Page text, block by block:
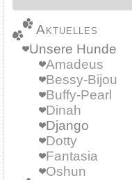
Aktuelles
Unsere Hunde
Amadeus
Bessy-Bijou
Buffy-Pearl
Dinah
Django
Dotty
Fantasia
Oshun